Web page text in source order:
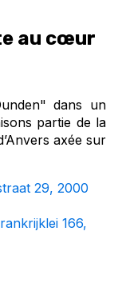
au cœur
dans un
partie de la
axée sur
29, 2000
166,